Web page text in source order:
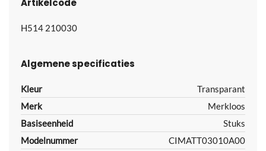
Artikelcode
H514 210030
Algemene specificaties
Kleur
Transparant
Merk
Merkloos
Basiseenheid
Stuks
Modelnummer
CIMATT03010A00